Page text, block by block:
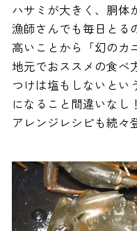
ハサミが大きく、胴体
漁師さんでも毎日とる
高いことから「幻のカ
地元でおススメの食べ
つけは塩もしないとい
になること間違いなし
アレンジレシピも続々